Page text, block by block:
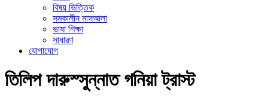
বিষয় ভিত্তিক
সমকালীন মাসআলা
ভাষা শিক্ষা
সাধারণ
যোগাযোগ
তিলিপ দারুস্সুন্নাত গনিয়া ট্রাস্ট